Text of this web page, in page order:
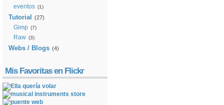
eventos (1)
Tutorial (27)
Gimp (7)
Raw (3)
Webs / Blogs (4)
Mis Favoritas en Flickr